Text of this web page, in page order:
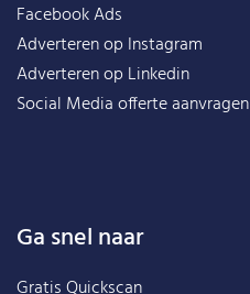
Facebook Ads
Adverteren op Instagram
Adverteren op Linkedin
Social Media offerte aanvragen
Ga snel naar